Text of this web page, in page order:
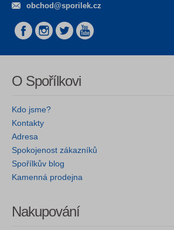
obchod@sporilek.cz
O Spořílkovi
Kdo jsme?
Kontakty
Adresa
Spokojenost zákazníků
Spořílkův blog
Kamenná prodejna
Nakupování